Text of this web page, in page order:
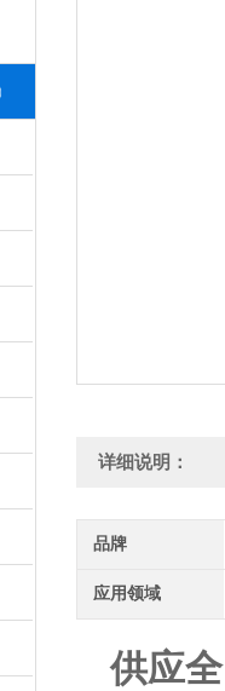
详细说明：
品牌
应用领域
供应